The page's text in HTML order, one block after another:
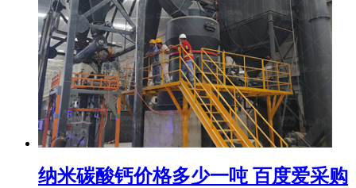
纳米碳酸钙价格多少一吨 百度爱采购